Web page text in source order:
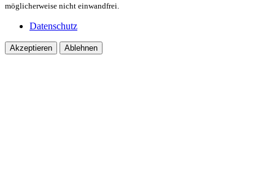
möglicherweise nicht einwandfrei.
Datenschutz
Akzeptieren Ablehnen